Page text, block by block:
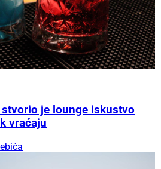
je lounge iskustvo
vraćaju